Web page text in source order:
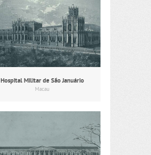
Hospital Militar de São Januário
Macau